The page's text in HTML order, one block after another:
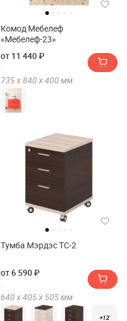
Комод Мебелеф
«Мебелеф-23»
от 11 440 ₽
735 х840 х400 мм
Тумба Мэрдэс ТС-2
от 6 590 ₽
640 х405 х 505мм
+12